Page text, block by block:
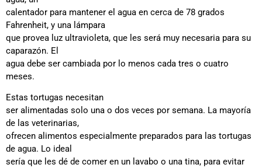
calentador para mantener el agua en cerca de 78 grados
Fahrenheit, y una lámpara
que provea luz ultravioleta, que les será muy necesaria para su
caparazón. El
agua debe ser cambiada por lo menos cada tres o cuatro
meses.
Estas tortugas necesitan
ser alimentadas solo una o dos veces por semana. La mayoría
de las veterinarias,
ofrecen alimentos especialmente preparados para las tortugas
de agua. Lo ideal
sería que les dé de comer en un lavabo o una tina, para evitar